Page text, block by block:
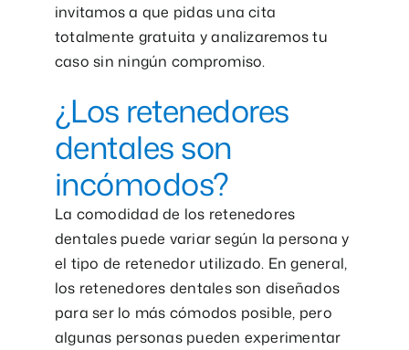
invitamos a que pidas una cita
totalmente gratuita y analizaremos tu
caso sin ningún compromiso.
¿Los retenedores
dentales son
incómodos?
La comodidad de los retenedores
dentales puede variar según la persona y
el tipo de retenedor utilizado. En general,
los retenedores dentales son diseñados
para ser lo más cómodos posible, pero
algunas personas pueden experimentar